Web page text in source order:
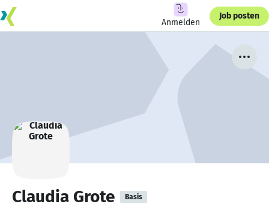
Anmelden
Job posten
Claudia Grote Basis